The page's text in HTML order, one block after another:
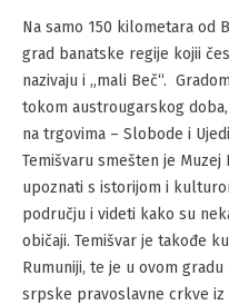
Na samo 150 kilometara od
grad banatske regije kojii
nazivaju i „mali Beč“.
tokom austrougarskog
na trgovima – Slobode i
Temišvaru smešten je Muzej
upoznati s istorijom i
području i videti kako su
običaji. Temišvar je takođe
Rumuniji, te je u ovom
srpske pravoslavne crkve iz